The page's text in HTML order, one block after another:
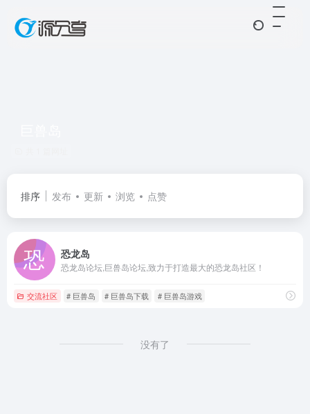
排序 发布 更新 浏览 点赞
恐龙岛
恐龙岛论坛,巨兽岛论坛,致力于打造最大的恐龙岛社区！
交流社区 # 巨兽岛 # 巨兽岛下载 # 巨兽岛游戏
没有了